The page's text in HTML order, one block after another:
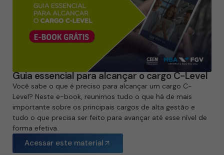
Guia essencial para alcançar o cargo C-Level
Você sabe o que é preciso para alcançar um cargo C-
Level? Neste e-book, reunimos tudo o que há de mais
importante sobre os principais cargos de alta gestão e
tudo o que precisa ser feito para avançar até esse nível de
forma efetiva.
Acessar este material